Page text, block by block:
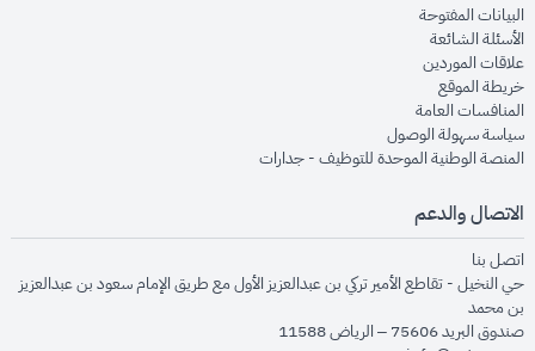
البيانات المفتوحةopens in new window
الأسئلة الشائعةopens in new window
علاقات الموردينopens in new window
خريطة الموقعopens in new window
المنافسات العامةopens in new window
سياسة سهولة الوصولopens in new window
المنصة الوطنية الموحدة للتوظيف - جداراتopens in new window
الاتصال والدعم
اتصل بنا
حي النخيل - تقاطع الأمير تركي بن عبدالعزيز الأول مع طريق الإمام سعود بن عبدالعزيز
بن محمد
صندوق البريد 75606 – الرياض 11588